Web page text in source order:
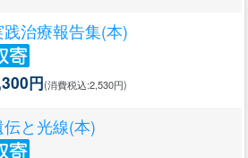
践治療報告集(本)
円(消費税込:2,530円)
伝と光線(本)